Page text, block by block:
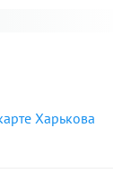
Харькова